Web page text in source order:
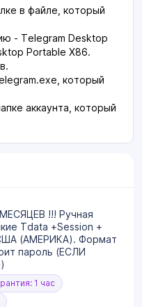
в файле, который
- Telegram Desktop
Portable X86.
который
аккаунта, который
!!! Ручная
Tdata +Session +
(АМЕРИКА). Формат
пароль (ЕСЛИ
1 час